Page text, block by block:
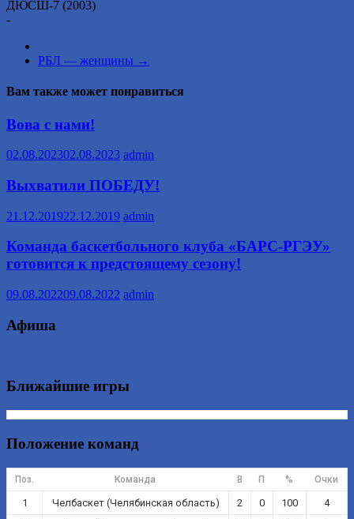
ДЮСШ-7 (2003)
-
РБЛ — женщины →
Вам также может понравиться
Вова с нами!
02.08.202302.08.2023 admin
Выхватили ПОБЕДУ!
21.12.201922.12.2019 admin
Команда баскетбольного клуба «БАРС-РГЭУ»
готовится к предстоящему сезону!
09.08.202209.08.2022 admin
Афиша
Ближайшие игры
Положение команд
Поз. Команда В П % Очки
1 Челбаскет (Челябинская область) 2 0 100
4